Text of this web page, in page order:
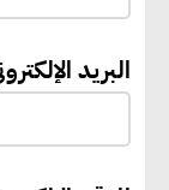
البريد